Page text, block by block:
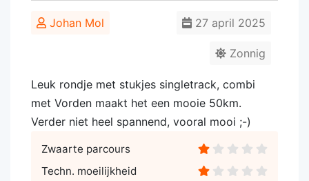
Johan Mol 27 april 2025
Zonnig
Leuk rondje met stukjes singletrack, combi
met Vorden maakt het een mooie 50km.
Verder niet heel spannend, vooral mooi ;-)
Zwaarte parcours
Techn. moeilijkheid